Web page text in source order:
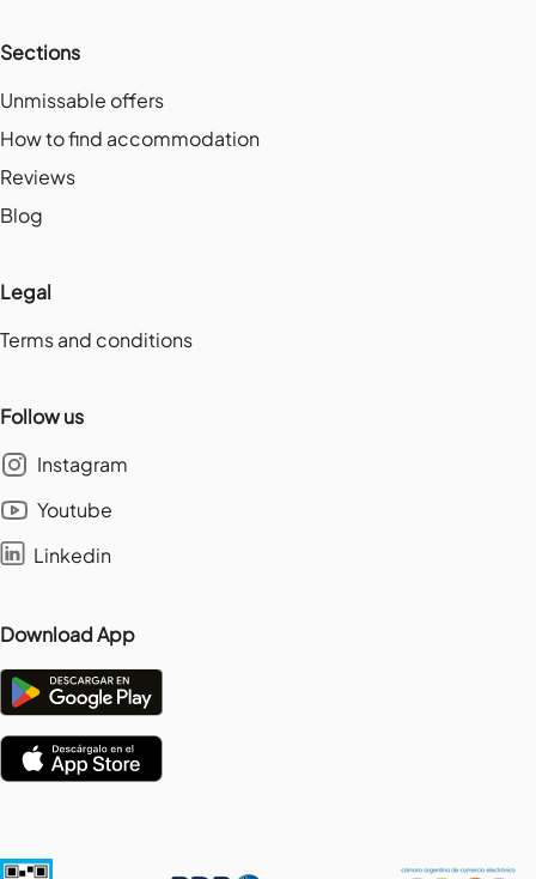
Sections
Unmissable offers
How to find accommodation
Reviews
Blog
Legal
Terms and conditions
Follow us
Instagram
Youtube
Linkedin
Download App